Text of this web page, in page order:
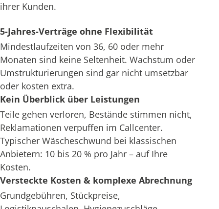
ihrer Kunden.
5-Jahres-Verträge ohne Flexibilität
Mindestlaufzeiten von 36, 60 oder mehr
Monaten sind keine Seltenheit. Wachstum oder
Umstrukturierungen sind gar nicht umsetzbar
oder kosten extra.
Kein Überblick über Leistungen
Teile gehen verloren, Bestände stimmen nicht,
Reklamationen verpuffen im Callcenter.
Typischer Wäscheschwund bei klassischen
Anbietern: 10 bis 20 % pro Jahr – auf Ihre
Kosten.
Versteckte Kosten & komplexe Abrechnung
Grundgebühren, Stückpreise,